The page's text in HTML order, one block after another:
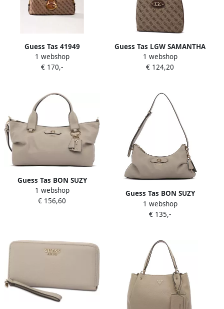
Guess Tas 41949
1 webshop
€ 170,-
Guess Tas LGW SAMANTHA
MINI TOTE
1 webshop
€ 124,20
Guess Tas BON SUZY
SATCHEL
1 webshop
€ 156,60
Guess Tas BON SUZY
SHOULDER BAG
1 webshop
€ 135,-